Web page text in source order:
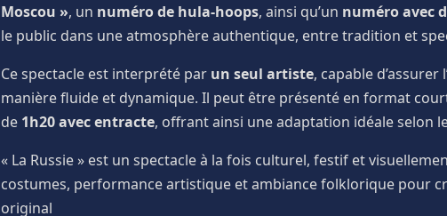
Moscou », un numéro de hula-hoops, ainsi qu’un numéro avec
le public dans une atmosphère authentique, entre tradition et
Ce spectacle est interprété par un seul artiste, capable
manière fluide et dynamique. Il peut être présenté en format
de 1h20 avec entracte, offrant ainsi une adaptation idéale selon
« La Russie » est un spectacle à la fois culturel, festif et
costumes, performance artistique et ambiance folklorique pour
original